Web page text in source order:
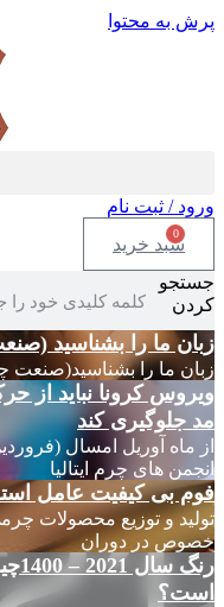
پرش به محتوا
ورود / ثبت نام
0
سبد خرید
جستجو
کردن
زبان ما را بشناسید
زبان ما را بشناسید(صنعت
ویروس کرونا نباید
مد جلوگیری کند
انجمن های چرم ایتالیا
فوم بی کیفیت عامل
تولید و توزیع محصولات
خصوص در دوران
است؟